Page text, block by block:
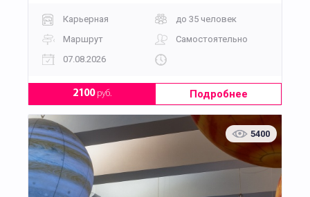
Карьерная
до 35 человек
Маршрут
Самостоятельно
07.08.2026
2100руб. Подробнее
5400